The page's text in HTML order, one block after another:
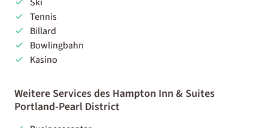
Tennis
Billard
Bowlingbahn
Kasino
Weitere Services des Hampton Inn & Suites
Portland-Pearl District